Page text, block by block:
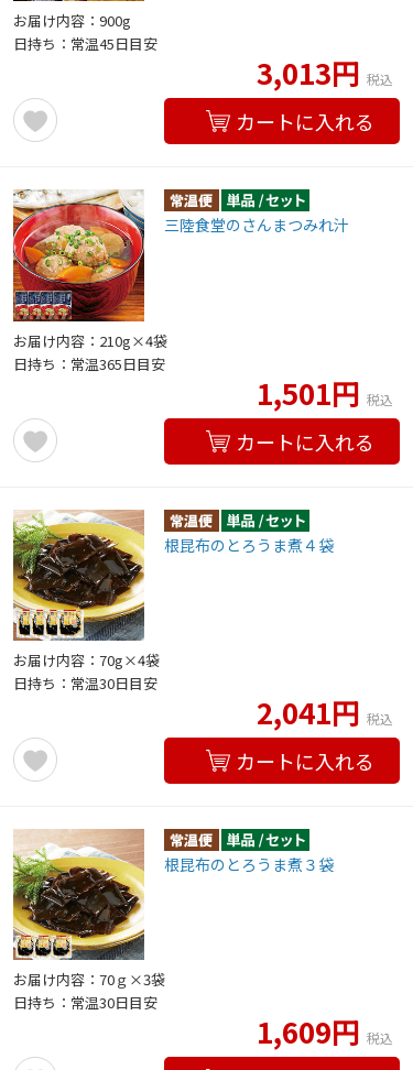
お届け内容：900g
日持ち：常温45日目安
3,013円 税込
カートに入れる
三陸食堂のさんまつみれ汁
お届け内容：210g×4袋
日持ち：常温365日目安
1,501円 税込
カートに入れる
根昆布のとろうま煮４袋
お届け内容：70g×4袋
日持ち：常温30日目安
2,041円 税込
カートに入れる
根昆布のとろうま煮３袋
お届け内容：70ｇ×3袋
日持ち：常温30日目安
1,609円 税込